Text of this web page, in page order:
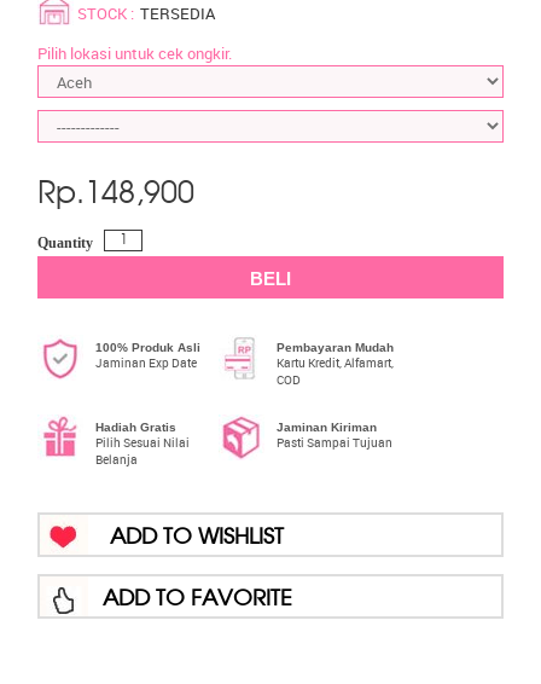
STOCK : TERSEDIA
Pilih lokasi untuk cek ongkir.
Rp. 148,900
Quantity
BELI
100% Produk Asli
Jaminan Exp Date
Pembayaran Mudah
Kartu Kredit, Alfamart,
COD
Hadiah Gratis
Pilih Sesuai Nilai
Belanja
Jaminan Kiriman
Pasti Sampai Tujuan
ADD TO WISHLIST
ADD TO FAVORITE